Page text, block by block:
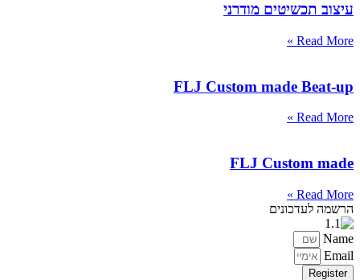
עיצוב תכשיטים מודרני
Read More »
FLJ Custom made Beat-up
Read More »
FLJ Custom made
Read More »
הרשמה לעדכונים
Name
Email
Register